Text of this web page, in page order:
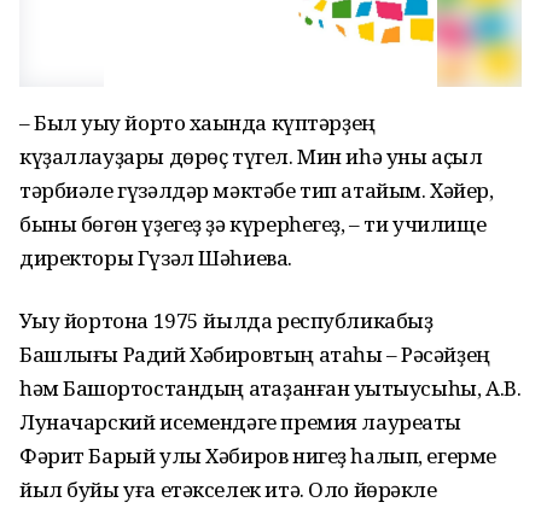
– Был уҡыу йорто хаҡында күптәрҙең
күҙаллауҙары дөрөҫ түгел. Мин иһә уны аҫыл
тәрбиәле гүзәлдәр мәктәбе тип атайым. Хәйер,
быны бөгөн үҙегеҙ ҙә күрерһегеҙ, – ти училище
директоры Гүзәл Шәһиева.
Уҡыу йортона 1975 йылда республикабыҙ
Башлығы Радий Хәбировтың атаһы – Рәсәйҙең
һәм Башҡортостандың атҡаҙанған уҡытыусыһы, А.В.
Луначарский исемендәге премия лауреаты
Фәрит Барый улы Хәбиров нигеҙ һалып, егерме
йыл буйы уға етәкселек итә. Оло йөрәкле